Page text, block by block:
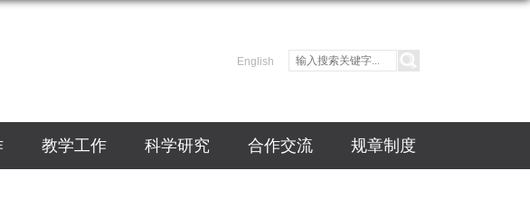
English
教学工作 科学研究 合作交流 规章制度